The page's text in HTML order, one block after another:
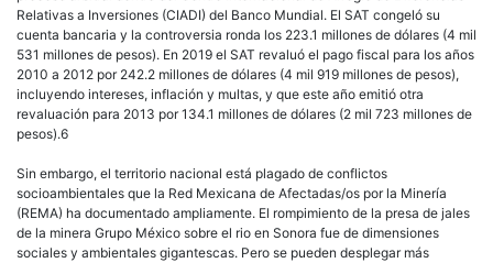
Relativas a Inversiones (CIADI) del Banco Mundial. El SAT congeló su
cuenta bancaria y la controversia ronda los 223.1 millones de dólares (4 mil
531 millones de pesos). En 2019 el SAT revaluó el pago fiscal para los años
2010 a 2012 por 242.2 millones de dólares (4 mil 919 millones de pesos),
incluyendo intereses, inflación y multas, y que este año emitió otra
revaluación para 2013 por 134.1 millones de dólares (2 mil 723 millones de
pesos).6
Sin embargo, el territorio nacional está plagado de conflictos
socioambientales que la Red Mexicana de Afectadas/os por la Minería
(REMA) ha documentado ampliamente. El rompimiento de la presa de jales
de la minera Grupo México sobre el rio en Sonora fue de dimensiones
sociales y ambientales gigantescas. Pero se pueden desplegar más